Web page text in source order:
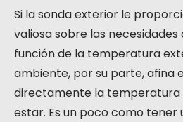
Si la sonda exterior le
valiosa sobre las necesidades
función de la temperatura
ambiente, por su parte, afina
directamente la temperatura
estar. Es un poco como